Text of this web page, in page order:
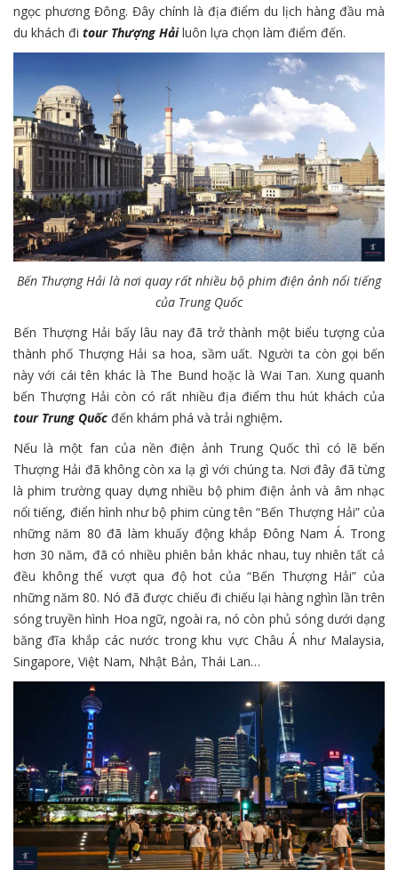
ngọc phương Đông. Đây chính là địa điểm du lịch hàng đầu mà
du khách đi tour Thượng Hảiluôn lựa chọn làm điểm đến.
Bến Thượng Hải là nơi quay rất nhiều bộ phim điện ảnh nổi tiếng
của Trung Quốc
Bến Thượng Hải bấy lâu nay đã trở thành một biểu tượng của
thành phố Thượng Hải sa hoa, sầm uất. Người ta còn gọi bến
này với cái tên khác là The Bund hoặc là Wai Tan. Xung quanh
bến Thượng Hải còn có rất nhiều địa điểm thu hút khách của
tour Trung Quốc đến khám phá và trải nghiệm.
Nếu là một fan của nền điện ảnh Trung Quốc thì có lẽ bến
Thượng Hải đã không còn xa lạ gì với chúng ta. Nơi đây đã từng
là phim trường quay dựng nhiều bộ phim điện ảnh và âm nhạc
nổi tiếng, điển hình như bộ phim cùng tên “Bến Thượng Hải” của
những năm 80 đã làm khuấy động khắp Đông Nam Á. Trong
hơn 30 năm, đã có nhiều phiên bản khác nhau, tuy nhiên tất cả
đều không thể vượt qua độ hot của “Bến Thượng Hải” của
những năm 80. Nó đã được chiếu đi chiếu lại hàng nghìn lần trên
sóng truyền hình Hoa ngữ, ngoài ra, nó còn phủ sóng dưới dạng
băng đĩa khắp các nước trong khu vực Châu Á như Malaysia,
Singapore, Việt Nam, Nhật Bản, Thái Lan…